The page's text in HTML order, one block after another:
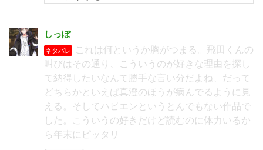
しっぽ
ネタバレ
これは何というか胸がつまる。飛田くんの
叫びはその通り、こういうのが好きな理由を探し
て納得したいなんて勝手な言い分だよね、だって
どちらかといえば真澄のほうが病んでるように見
える。そしてハピエンというとんでもない作品で
した。こういうの好きだけど読むのに体力いるか
ら年末にピッタリ